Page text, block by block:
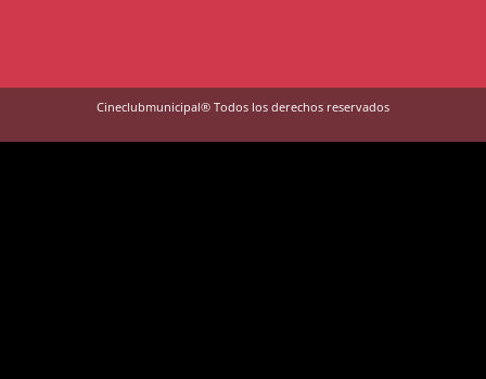
Cineclubmunicipal® Todos los derechos reservados